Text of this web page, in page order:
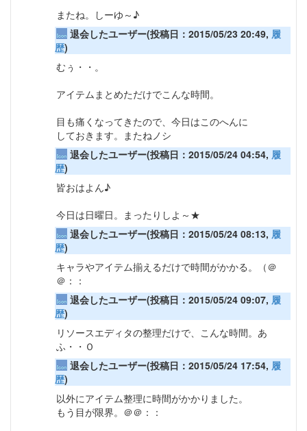
またね。しーゆ～♪
退会したユーザー(投稿日：2015/05/23 20:49, 履
歴)
むぅ・・。
アイテムまとめただけでこんな時間。
目も痛くなってきたので、今日はこのへんに
しておきます。またねノシ
退会したユーザー(投稿日：2015/05/24 04:54, 履
歴)
皆おはよん♪
今日は日曜日。まったりしよ～★
退会したユーザー(投稿日：2015/05/24 08:13, 履
歴)
キャラやアイテム揃えるだけで時間がかかる。（＠
＠：：
退会したユーザー(投稿日：2015/05/24 09:07, 履
歴)
リソースエディタの整理だけで、こんな時間。あ
ふ・・Ｏ
退会したユーザー(投稿日：2015/05/24 17:54, 履
歴)
以外にアイテム整理に時間がかかりました。
もう目が限界。＠＠：：